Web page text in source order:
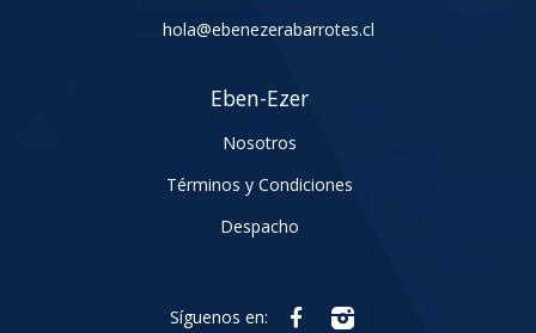
hola@ebenezerabarrotes.cl
Eben-Ezer
Nosotros
Términos y Condiciones
Despacho
Síguenos en: